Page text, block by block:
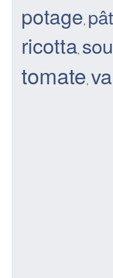
potage,
ricotta,
tomate,